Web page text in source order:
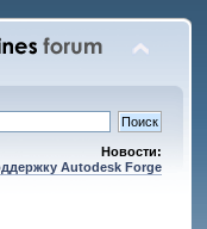
Новости:
Autodesk Forge